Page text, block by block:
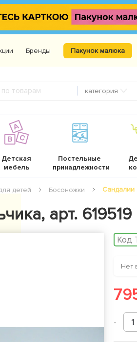
Бренды Пакунок малюка
категория
Детская
мебель
Постельные
принадлежности
детей Босоножки Сандалии
арт. 619519
Код
Нет
- 1